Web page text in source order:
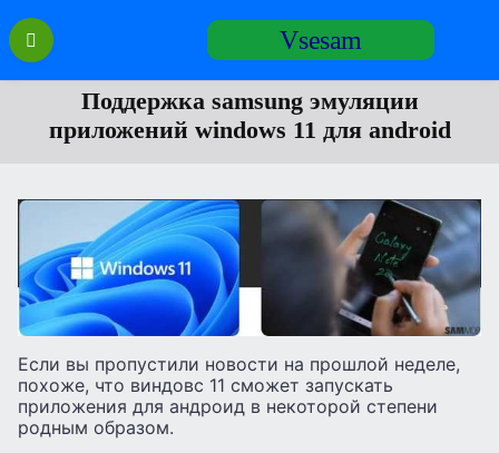
Перейти
содержанию
Vsesam
Поддержка samsung эмуляции
приложений windows 11 для android
Если вы пропустили новости на прошлой неделе,
похоже, что виндовс 11 сможет запускать
приложения для андроид в некоторой степени
родным образом.